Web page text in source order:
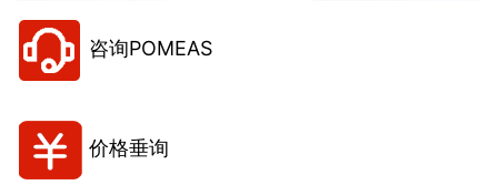
咨询POMEAS
价格垂询